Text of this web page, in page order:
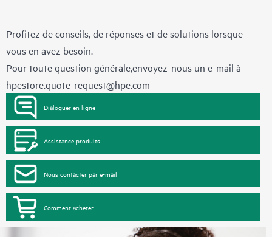
Profitez de conseils, de réponses et de solutions lorsque
vous en avez besoin.
Pour toute question générale,envoyez-nous un e-mail à
hpestore.quote-request@hpe.com
Dialoguer en ligne
Assistance produits
Nous contacter par e-mail
Comment acheter